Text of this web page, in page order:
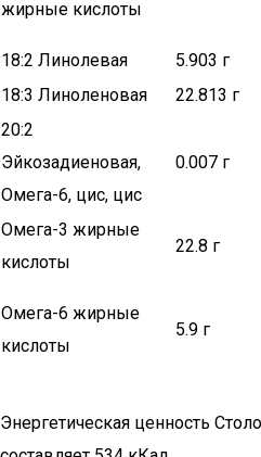
жирные кислоты
18:2 Линолевая 5.903 г
18:3 Линоленовая
22.813 г
20:2
Эйкозадиеновая,
Омега-6, цис, цис
0.007 г
Омега-3 жирные
кислоты
22.8 г
Омега-6 жирные
кислоты
5.9 г
Энергетическая ценность